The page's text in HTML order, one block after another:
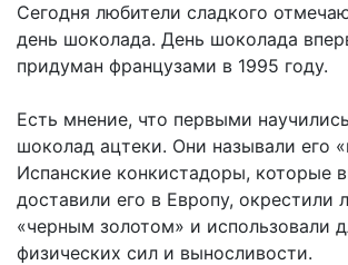
Сегодня любители сладкого
день шоколада. День шоколада
придуман французами в 1995 году.
Есть мнение, что первыми
шоколад ацтеки. Они называли его
Испанские конкистадоры, которые
доставили его в Европу, окрестили
«черным золотом» и использовали
физических сил и выносливости.